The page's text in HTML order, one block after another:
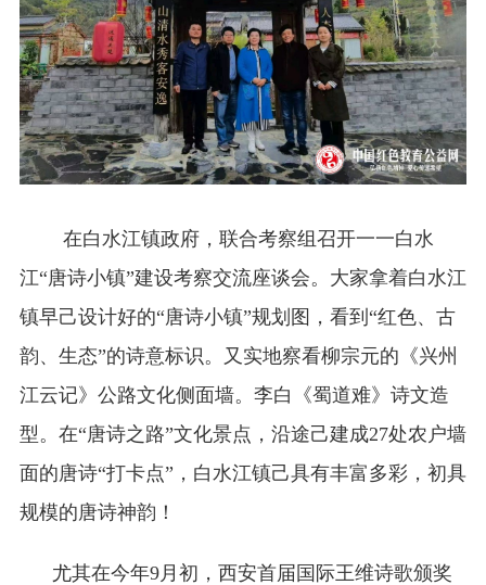
在白水江镇政府，联合考察组召开一一白水
江“唐诗小镇”建设考察交流座谈会。大家拿着白水江
镇早己设计好的“唐诗小镇”规划图，看到“红色、古
韵、生态”的诗意标识。又实地察看柳宗元的《兴州
江云记》公路文化侧面墙。李白《蜀道难》诗文造
型。在“唐诗之路”文化景点，沿途己建成27处农户墙
面的唐诗“打卡点”，白水江镇己具有丰富多彩，初具
规模的唐诗神韵！
尤其在今年9月初，西安首届国际王维诗歌颁奖